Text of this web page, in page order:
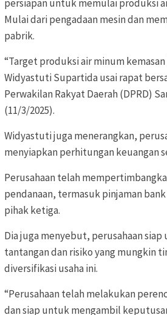
persiapan untuk memulai produksi
Mulai dari pengadaan mesin dan
pabrik.
“Target produksi air minum
Widyastuti Supartida usai rapat
Perwakilan Rakyat Daerah (DPRD)
(11/3/2025).
Widyastuti juga menerangkan,
menyiapkan perhitungan keuangan
Perusahaan telah
pendanaan, termasuk pinjaman
pihak ketiga.
Dia juga menyebut, perusahaan
tantangan dan risiko yang mungkin
diversifikasi usaha ini.
“Perusahaan telah melakukan
dan siap untuk mengambil